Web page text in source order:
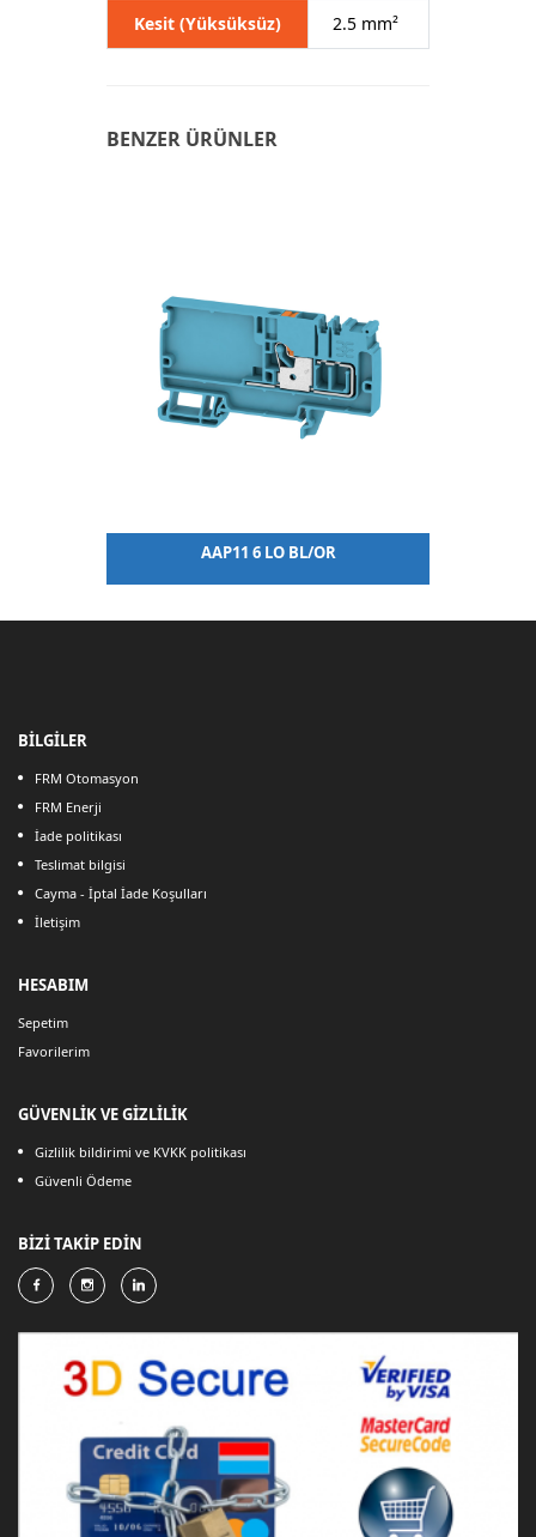
Kesit (Yüksüksüz) 2.5 mm²
BENZER ÜRÜNLER
AAP11 6 LO BL/OR
BİLGİLER
FRM Otomasyon
FRM Enerji
İade politikası
Teslimat bilgisi
Cayma - İptal İade Koşulları
İletişim
HESABIM
Sepetim
Favorilerim
GÜVENLİK VE GİZLİLİK
Gizlilik bildirimi ve KVKK politikası
Güvenli Ödeme
BİZİ TAKİP EDİN